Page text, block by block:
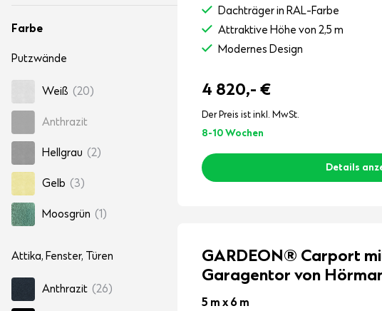
Farbe
Putzwände
Weiß (20)
Anthrazit
Hellgrau (2)
Gelb (3)
Moosgrün (1)
Attika, Fenster, Türen
Anthrazit (26)
Dachträger in RAL-Farbe
Attraktive Höhe von 2,5 m
Modernes Design
4 820,- €
Der Preis ist inkl. MwSt.
8-10 Wochen
Details
GARDEON® Carport
Garagentor von
5 m x 6 m